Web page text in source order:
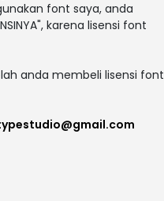
font saya, anda
karena lisensi font
anda membeli lisensi font